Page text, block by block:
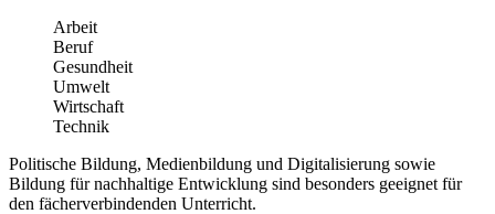
Arbeit
Beruf
Gesundheit
Umwelt
Wirtschaft
Technik
Politische Bildung, Medienbildung und Digitalisierung sowie
Bildung für nachhaltige Entwicklung sind besonders geeignet für
den fächerverbindenden Unterricht.